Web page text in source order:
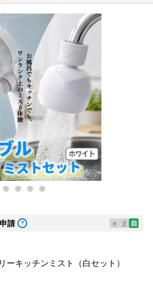
請 e ま 自
キッチンミスト（白セット）